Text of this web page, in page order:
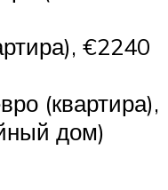
€2240
(квартира),
дом)